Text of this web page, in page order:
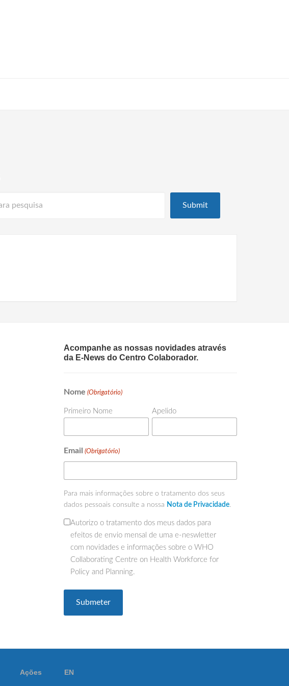
Acompanhe as nossas novidades através
da E-News do Centro Colaborador.
Nome (Obrigatório)
Primeiro Nome Apelido
Email (Obrigatório)
Para mais informações sobre o tratamento dos seus
dados pessoais consulte a nossa Nota de Privacidade.
(Obrigatório)
Autorizo o tratamento dos meus dados para
efeitos de envio mensal de uma e-neswletter
com novidades e informações sobre o WHO
Collaborating Centre on Health Workforce for
Policy and Planning.
Ações EN